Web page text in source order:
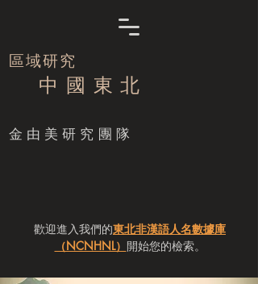
區域研究
中 國 東 北
​金由美研究團隊
歡迎進入我們的東北非漢語人名數據庫
（NCNHNL） 開始您的檢索。